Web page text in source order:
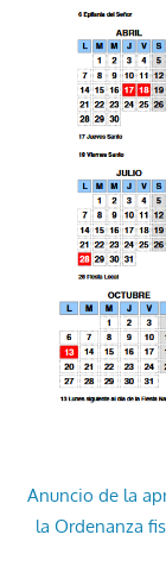
Anuncio de la
la Ordenanza